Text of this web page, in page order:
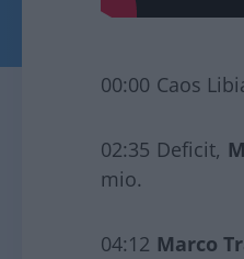
00:00 Caos
02:35 Deficit,
mio.
04:12 Marco